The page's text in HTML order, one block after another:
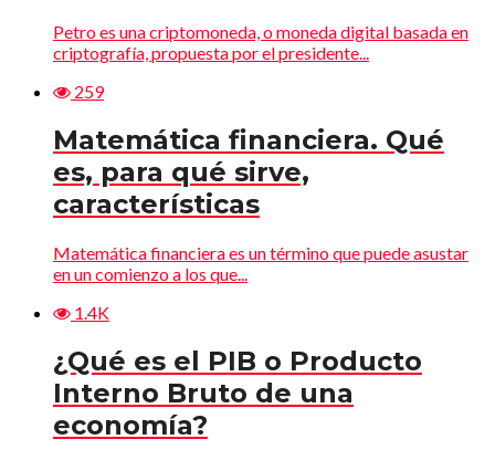
Petro es una criptomoneda, o moneda digital basada en
criptografía, propuesta por el presidente...
259
Matemática financiera. Qué
es, para qué sirve,
características
Matemática financiera es un término que puede asustar
en un comienzo a los que...
1.4K
¿Qué es el PIB o Producto
Interno Bruto de una
economía?